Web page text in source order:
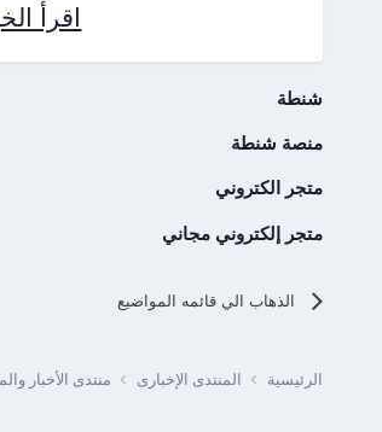
اقرأ
شنطة
منصة شنطة
متجر الكتروني
متجر إلكتروني مجاني
الذهاب الي قائمه المواضيع
الرئيسية المنتدى الإخبارى منتدى الأخبار